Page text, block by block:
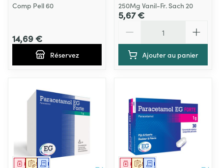
Comp Pell 60
14,69 €
Réservez
250Mg Vanil-Fr. Sach 20
5,67 €
Ajouter au panier
Sur prescription
MédicamentDemande écrite Sur prescription
MédicamentDemande écrite